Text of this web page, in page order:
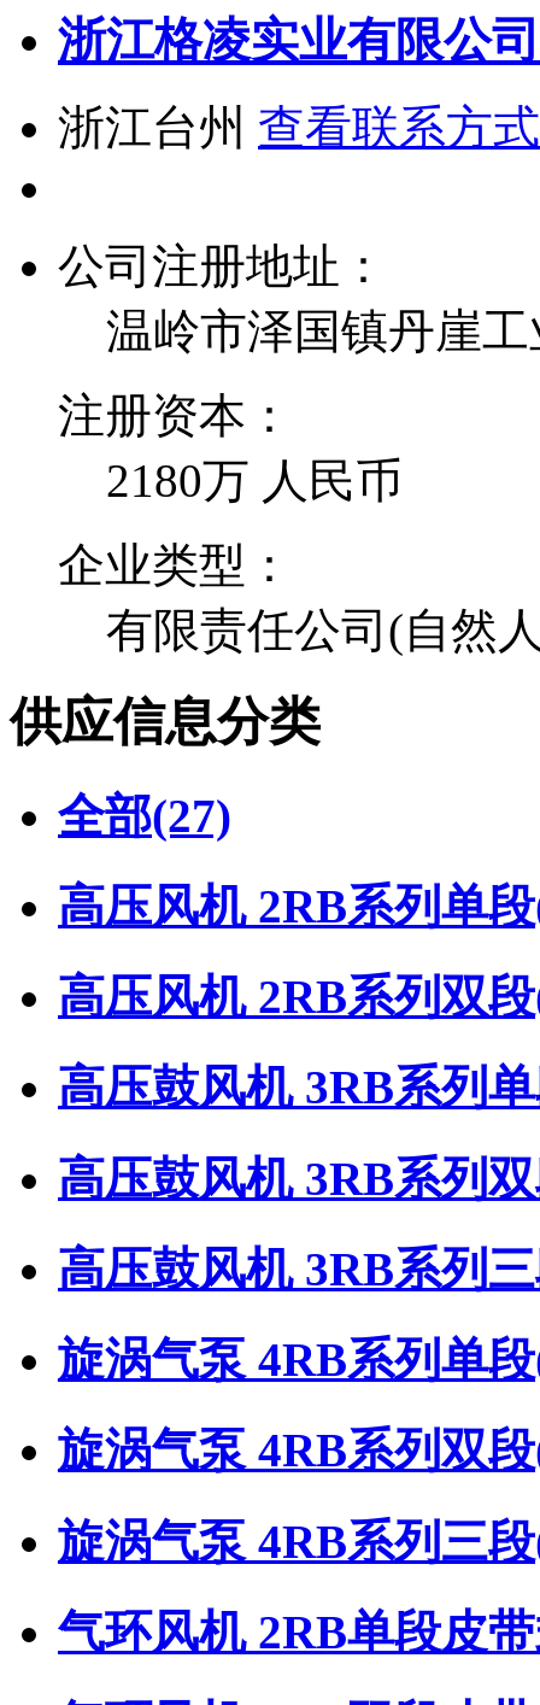
浙江格凌实业有限公司
浙江台州 查看联系方式
公司注册地址：
温岭市泽国镇丹崖
注册资本：
2180万 人民币
企业类型：
有限责任公司(自然
供应信息分类
全部(27)
高压风机 2RB系列单段
高压风机 2RB系列双段
高压鼓风机 3RB系列
高压鼓风机 3RB系列
高压鼓风机 3RB系列
旋涡气泵 4RB系列单段
旋涡气泵 4RB系列双段
旋涡气泵 4RB系列三段
气环风机 2RB单段皮